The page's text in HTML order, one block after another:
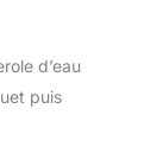
d’eau
puis